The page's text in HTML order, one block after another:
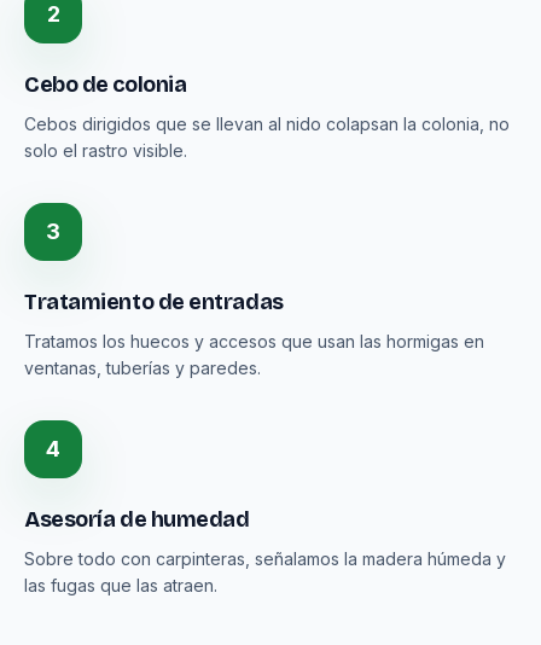
2
Cebo de colonia
Cebos dirigidos que se llevan al nido colapsan la colonia, no
solo el rastro visible.
3
Tratamiento de entradas
Tratamos los huecos y accesos que usan las hormigas en
ventanas, tuberías y paredes.
4
Asesoría de humedad
Sobre todo con carpinteras, señalamos la madera húmeda y
las fugas que las atraen.